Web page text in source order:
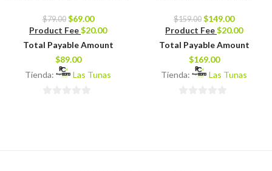
$79.00 $69.00
Product Fee$20.00
Total Payable Amount
$89.00
Tienda:
Las Tunas
$159.00 $149.00
Product Fee$20.00
Total Payable Amount
$169.00
Tienda:
Las Tunas